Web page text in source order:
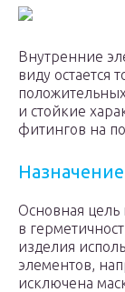
Внутренние
виду остается
и стойкие
фитингов на
Основная цель
в
изделия
элементов,
исключена